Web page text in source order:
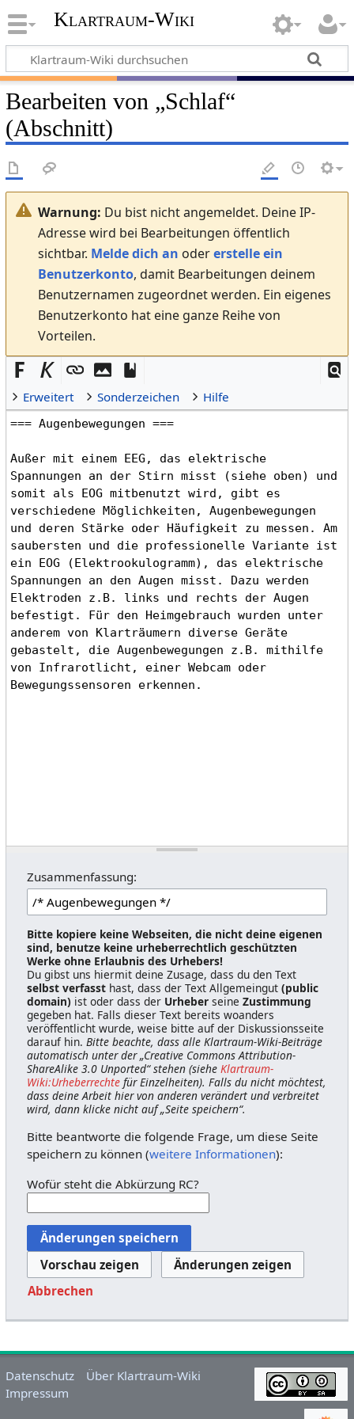
Klartraum-Wiki
Bearbeiten von „Schlaf“
(Abschnitt)
Warnung: Du bist nicht angemeldet. Deine IP-
Adresse wird bei Bearbeitungen öffentlich
sichtbar. Melde dich an odererstelle ein
Benutzerkonto, damit Bearbeitungen deinem
Benutzernamen zugeordnet werden. Ein eigenes
Benutzerkonto hat eine ganze Reihe von
Vorteilen.
Erweitert Sonderzeichen Hilfe
Zusammenfassung:
Bitte kopiere keine Webseiten, die nicht deine eigenen
sind, benutze keine urheberrechtlich geschützten
Werke ohne Erlaubnis des Urhebers!
Du gibst uns hiermit deine Zusage, dass du den Text
selbst verfasst hast, dass der Text Allgemeingut(public
domain) ist oder dass der Urheber seineZustimmung
gegeben hat. Falls dieser Text bereits woanders
veröffentlicht wurde, weise bitte auf der Diskussionsseite
darauf hin.Bitte beachte, dass alle Klartraum-Wiki-Beiträge
automatisch unter der „Creative Commons Attribution-
ShareAlike 3.0 Unported“ stehen (sieheKlartraum-
Wiki:Urheberrechte für Einzelheiten). Falls du nicht möchtest,
dass deine Arbeit hier von anderen verändert und verbreitet
wird, dann klicke nicht auf „Seite speichern“.
Bitte beantworte die folgende Frage, um diese Seite
speichern zu können (weitere Informationen):
Wofür steht die Abkürzung RC?
Abbrechen
Datenschutz
Über Klartraum-Wiki
Impressum